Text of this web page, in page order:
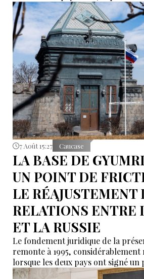
Fédération, Valentina Matvienko, a
en garde à Erevan. Selon elle, si
poursuit, la Russie pourrait
ressortissants de renoncer aux
7 Août 15:27 Caucase
LA BASE DE
UN POINT DE
LE RÉAJUSTEMENT
RELATIONS ENTRE
ET LA RUSSIE
Le fondement juridique de la
remonte à 1995, considérablement
lorsque les deux pays ont signé un
additionnel prolongeant sa validité